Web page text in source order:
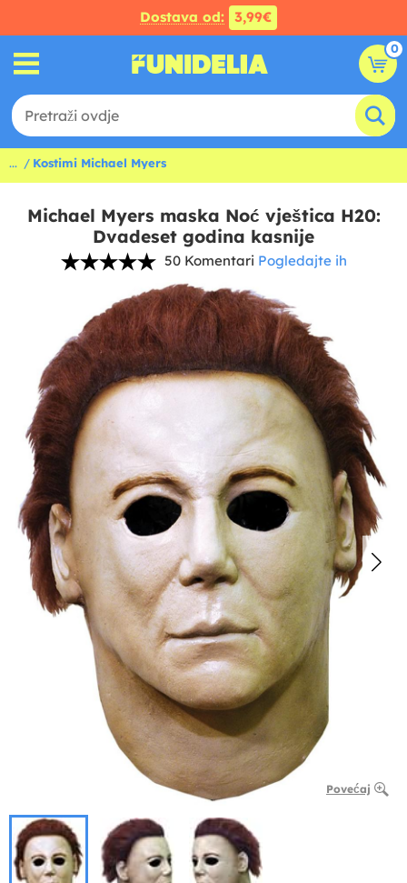
Dostava od: 3,99€
0
... Kostimi Michael Myers
Michael Myers maska Noć vještica H20:
Dvadeset godina kasnije
50 Komentari Pogledajte ih
Povećaj